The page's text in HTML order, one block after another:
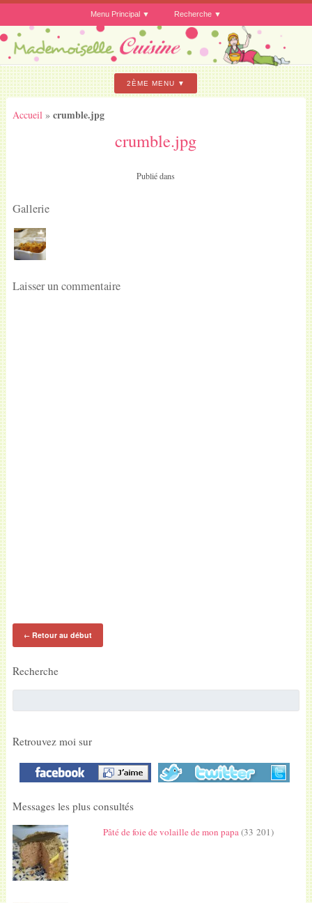
Menu Principal Recherche
2ÈME MENU
Accueil » crumble.jpg
crumble.jpg
Publié dans
Gallerie
Laisser un commentaire
←Retour au début
Recherche
Retrouvez moi sur
Messages les plus consultés
Pâté de foie de volaille de mon papa (33 201)